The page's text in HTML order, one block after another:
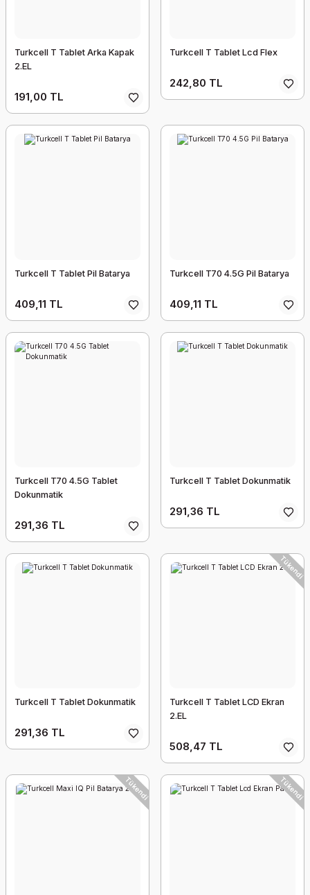
Turkcell T Tablet Arka Kapak
2.EL
191,00 TL
Turkcell T Tablet Lcd Flex
242,80 TL
Turkcell T Tablet Pil Batarya
409,11 TL
Turkcell T70 4.5G Pil Batarya
409,11 TL
Turkcell T70 4.5G Tablet
Dokunmatik
291,36 TL
Turkcell T Tablet Dokunmatik
291,36 TL
Turkcell T Tablet Dokunmatik
291,36 TL
Tükendi
Turkcell T Tablet LCD Ekran
2.EL
508,47 TL
Tükendi Tükendi